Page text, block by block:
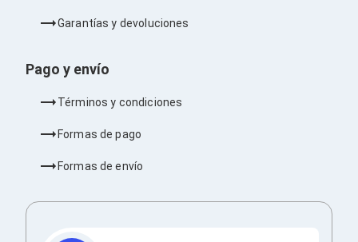
Repetidores USB
Adaptadores Audio USB
Mouse
Teclados
Controles de Juego para PC
Accesorios para Servidores
Racks y Gabinetes
Garantías y devoluciones
Pago y envío
Términos y condiciones
Formas de pago
Formas de envío